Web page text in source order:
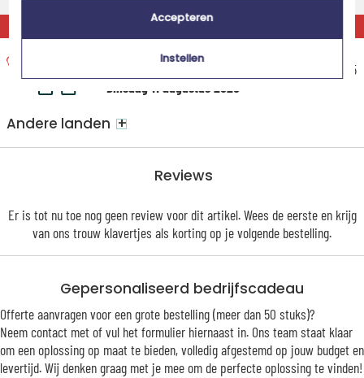
Reviews
Er is tot nu toe nog geen review voor dit artikel. Wees de eerste en krijg
van ons trouw klavertjes als korting op je volgende bestelling.
EXPRESS
Express thuisbezorging
Dinsdag 11 augustus 2026
€ 16,95
Andere landen +
Gepersonaliseerd bedrijfscadeau
Offerte aanvragen voor een grote bestelling (meer dan 50 stuks)?
Neem contact met of vul het formulier hiernaast in. Ons team staat klaar
om een oplossing op maat te bieden, volledig afgestemd op jouw budget en
levertijd. Wij denken graag met je mee om de perfecte oplossing te vinden!
Accepteren
Instellen